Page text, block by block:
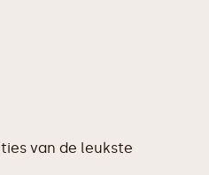
van de leukste